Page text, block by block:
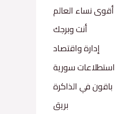
أقوى نساء العالم
أنت وبرجك
إدارة واقتصاد
استطلاعات سورية
باقون في الذاكرة
بريق